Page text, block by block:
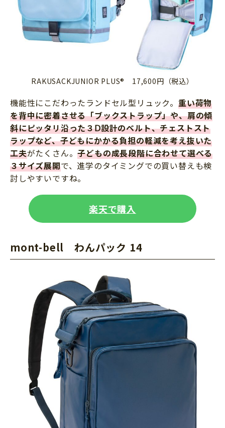
RAKUSACKJUNIOR PLUS® 17,600円（税込）
機能性にこだわったランドセル型リュック。 重い荷物
を背中に密着させる「ブックストラップ」や、肩の傾
斜にピッタリ沿った３Ⅾ設計のベルト、チェストスト
ラップなど、子どもにかかる負担の軽減を考え抜いた
工夫がたくさん。子どもの成長段階に合わせて選べる
３サイズ展開で、進学のタイミングでの買い替えも検
討しやすいですね。
楽天で購入
mont-bell わんパック 14